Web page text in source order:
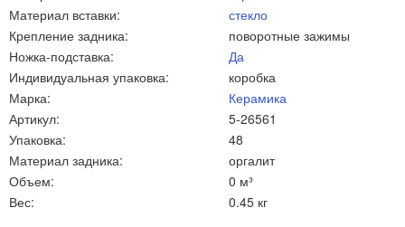
Материал вставки:
стекло
Крепление задника:
поворотные зажимы
Ножка-подставка:
Да
Индивидуальная упаковка:
коробка
Марка:
Керамика
Артикул:
5-26561
Упаковка:
48
Материал задника:
оргалит
Объем:
0 м³
Вес:
0.45 кг